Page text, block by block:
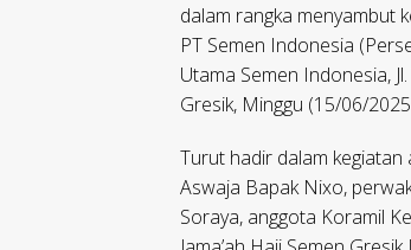
dalam rangka menyambut
PT Semen Indonesia
Utama Semen Indonesia,
Gresik, Minggu (15/06/
Turut hadir dalam
Aswaja Bapak Nixo,
Soraya, anggota Koramil